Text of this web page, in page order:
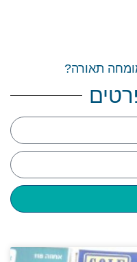
תאורה?